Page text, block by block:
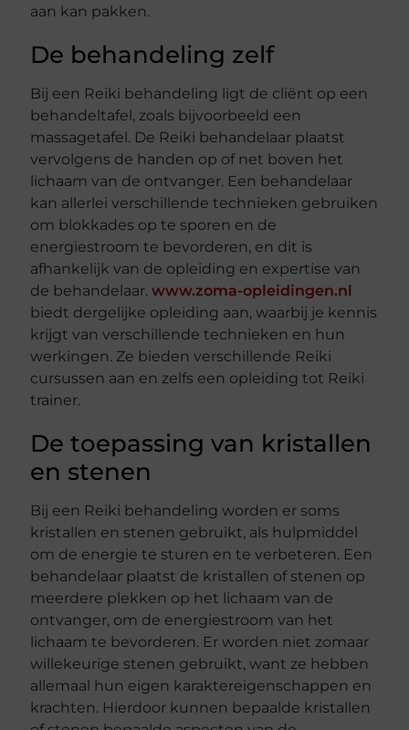
aan kan pakken.
De behandeling zelf
Bij een Reiki behandeling ligt de cliënt op een
behandeltafel, zoals bijvoorbeeld een
massagetafel. De Reiki behandelaar plaatst
vervolgens de handen op of net boven het
lichaam van de ontvanger. Een behandelaar
kan allerlei verschillende technieken gebruiken
om blokkades op te sporen en de
energiestroom te bevorderen, en dit is
afhankelijk van de opleiding en expertise van
de behandelaar.www.zoma-opleidingen.nl
biedt dergelijke opleiding aan, waarbij je kennis
krijgt van verschillende technieken en hun
werkingen. Ze bieden verschillende Reiki
cursussen aan en zelfs een opleiding tot Reiki
trainer.
De toepassing van kristallen
en stenen
Bij een Reiki behandeling worden er soms
kristallen en stenen gebruikt, als hulpmiddel
om de energie te sturen en te verbeteren. Een
behandelaar plaatst de kristallen of stenen op
meerdere plekken op het lichaam van de
ontvanger, om de energiestroom van het
lichaam te bevorderen. Er worden niet zomaar
willekeurige stenen gebruikt, want ze hebben
allemaal hun eigen karaktereigenschappen en
krachten. Hierdoor kunnen bepaalde kristallen